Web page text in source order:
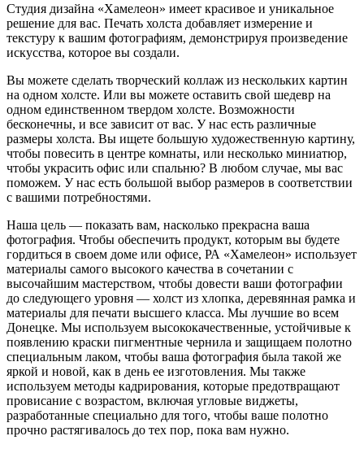
Студия дизайна «Хамелеон» имеет красивое и уникальное
решение для вас. Печать холста добавляет измерение и
текстуру к вашим фотографиям, демонстрируя произведение
искусства, которое вы создали.
Вы можете сделать творческий коллаж из нескольких картин
на одном холсте. Или вы можете оставить свой шедевр на
одном единственном твердом холсте. Возможности
бесконечны, и все зависит от вас. У нас есть различные
размеры холста. Вы ищете большую художественную картину,
чтобы повесить в центре комнаты, или несколько миниатюр,
чтобы украсить офис или спальню? В любом случае, мы вас
поможем. У нас есть большой выбор размеров в соответствии
с вашими потребностями.
Наша цель — показать вам, насколько прекрасна ваша
фотография. Чтобы обеспечить продукт, которым вы будете
гордиться в своем доме или офисе, РА «Хамелеон» использует
материалы самого высокого качества в сочетании с
высочайшим мастерством, чтобы довести ваши фотографии
до следующего уровня — холст из хлопка, деревянная рамка и
материалы для печати высшего класса. Мы лучшие во всем
Донецке. Мы используем высококачественные, устойчивые к
появлению краски пигментные чернила и защищаем полотно
специальным лаком, чтобы ваша фотография была такой же
яркой и новой, как в день ее изготовления. Мы также
используем методы кадрирования, которые предотвращают
провисание с возрастом, включая угловые виджеты,
разработанные специально для того, чтобы ваше полотно
прочно растягивалось до тех пор, пока вам нужно.